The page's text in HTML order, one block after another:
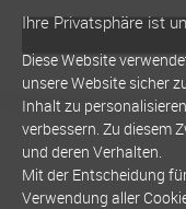
Ihre Privatsphäre ist
Diese Website
unsere Website sicher
Inhalt zu
verbessern. Zu diesem
und deren Verhalten.
Mit der Entscheidung
Verwendung aller